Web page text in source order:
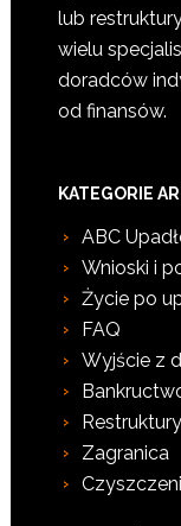
lub
wielu
doradców
od finansów.
KATEGORIE
ABC
Wnioski i
Życie po
FAQ
Wyjście z
Zagranica